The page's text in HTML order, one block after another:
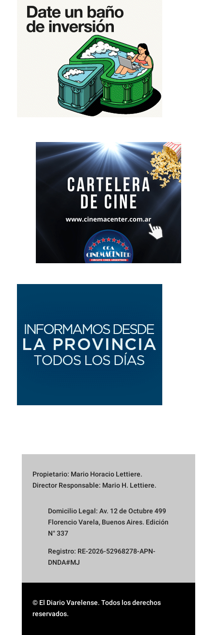
Propietario: Mario Horacio Lettiere.
Director Responsable: Mario H. Lettiere.
Domicilio Legal: Av. 12 de Octubre 499
Florencio Varela, Buenos Aires. Edición
N° 337
Registro: RE-2026-52968278-APN-
DNDA#MJ
© El Diario Varelense. Todos los derechos
reservados.